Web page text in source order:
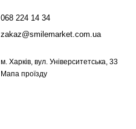
068 224 14 34
zakaz@smilemarket.com.ua
м. Харків, вул. Університетська, 33
Мапа проїзду